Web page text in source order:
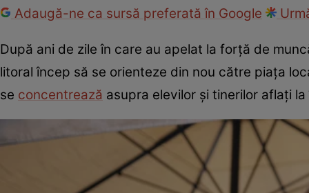
Adaugă-ne ca sursă preferată în Google
După ani de zile în care au apelat la forță de
litoral încep să se orienteze din nou către piața
se concentrează asupra elevilor și tinerilor aflați